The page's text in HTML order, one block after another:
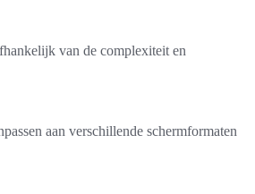
van de complexiteit en
aan verschillende schermformaten